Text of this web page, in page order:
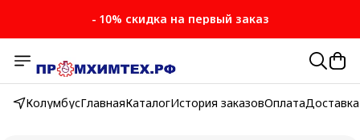
- 10% скидка на первый заказ
КолумбусГлавнаяКаталогИстория заказовОплатаДоставка